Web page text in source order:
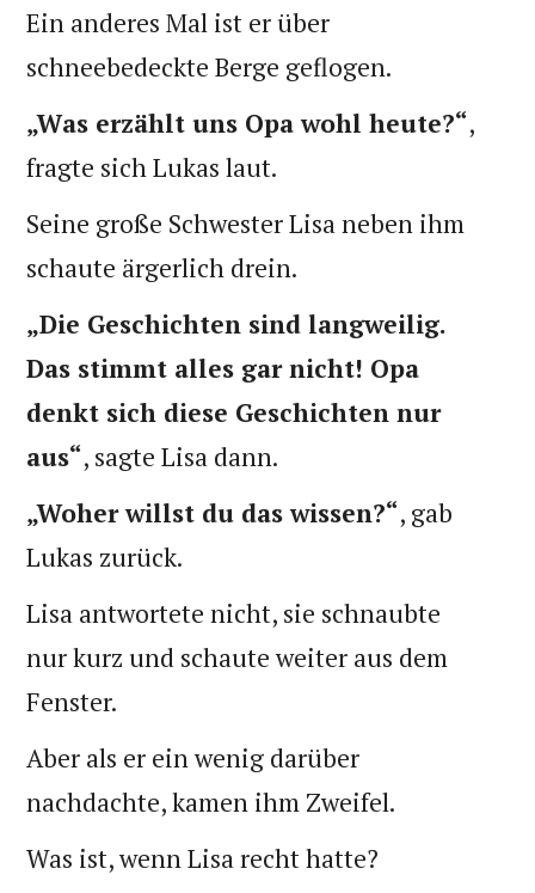
Ein anderes Mal ist er über
schneebedeckte Berge geflogen.
„Was erzählt uns Opa wohl heute?“,
fragte sich Lukas laut.
Seine große Schwester Lisa neben ihm
schaute ärgerlich drein.
„Die Geschichten sind langweilig.
Das stimmt alles gar nicht! Opa
denkt sich diese Geschichten nur
aus“, sagte Lisa dann.
„Woher willst du das wissen?“, gab
Lukas zurück.
Lisa antwortete nicht, sie schnaubte
nur kurz und schaute weiter aus dem
Fenster.
Aber als er ein wenig darüber
nachdachte, kamen ihm Zweifel.
Was ist, wenn Lisa recht hatte?